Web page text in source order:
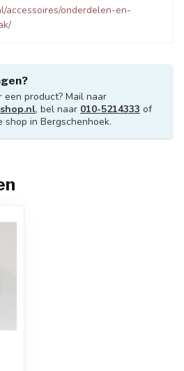
accessoires/onderdelen-en-
een product? Mail naar
, bel naar 010-5214333 of
shop in Bergschenhoek.